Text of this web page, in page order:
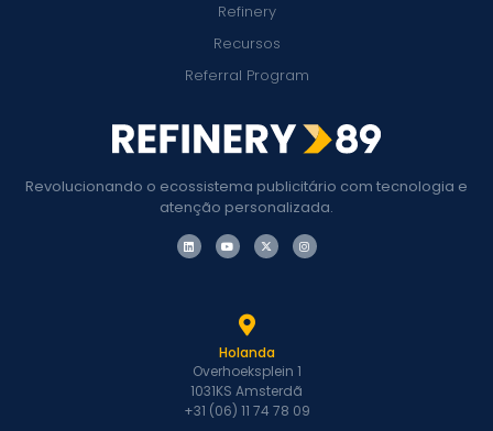
Revolucionando o ecossistema publicitário com tecnologia e
atenção personalizada.
Refinery
Recursos
Referral Program
Holanda
Overhoeksplein 1
1031KS Amsterdã
+31 (06) 11 74 78 09